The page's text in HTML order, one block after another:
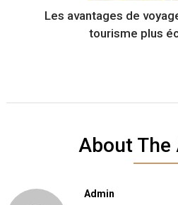
Les avantages de
tourisme plus
About The
Admin